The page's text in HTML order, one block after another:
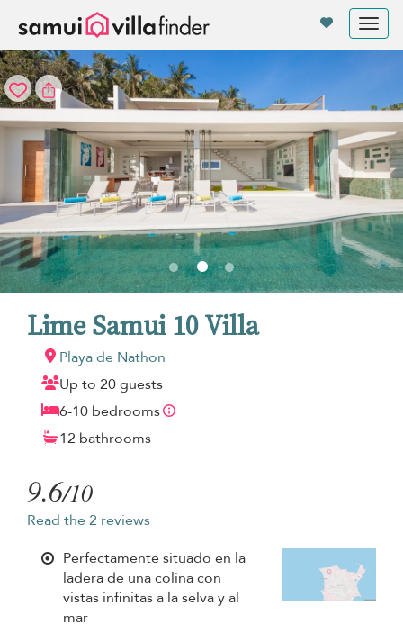
Lime Samui 10 Villa
Playa de Nathon
Up to 20 guests
6-10 bedrooms
12 bathrooms
9.6/10
Read the 2 reviews
Perfectamente situado en la
ladera de una colina con
vistas infinitas a la selva y al
mar
Panel de gestión de cookies